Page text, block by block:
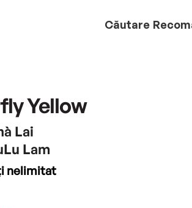
Căutare
Yellow
Lai
Lam
nelimitat